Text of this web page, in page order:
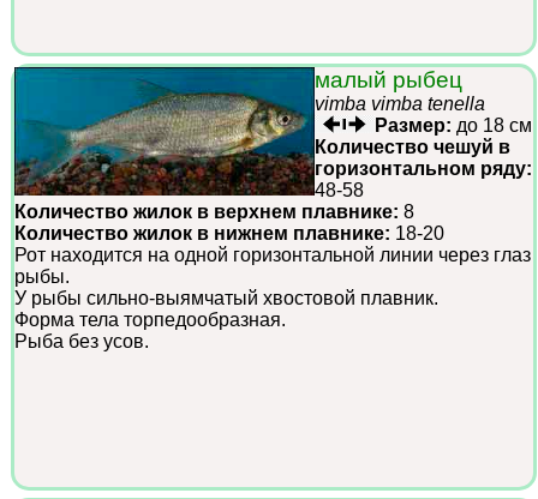
малый рыбец
vimba vimba tenella
Размер: до 18 см
Количество чешуй в
горизонтальном ряду:
48-58
Количество жилок в верхнем плавнике: 8
Количество жилок в нижнем плавнике: 18-20
Рот находится на одной горизонтальной линии через глаз
рыбы.
У рыбы сильно-выямчатый хвостовой плавник.
Форма тела торпедообразная.
Рыба без усов.